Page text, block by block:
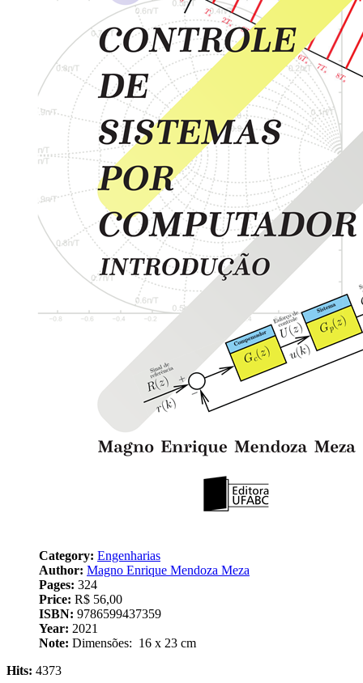
Category: Engenharias
Author: Magno Enrique Mendoza Meza
Pages: 324
Price: R$ 56,00
ISBN: 9786599437359
Year: 2021
Note: Dimensões: ‎ 16 x 23 cm
Hits: 4373